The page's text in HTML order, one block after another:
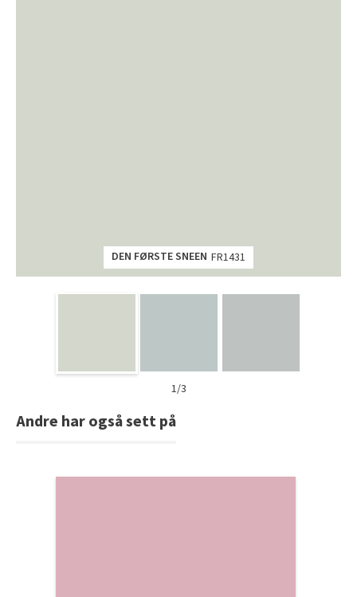
DEN FØRSTE SNEEN FR1431
1/3
Andre har også sett på